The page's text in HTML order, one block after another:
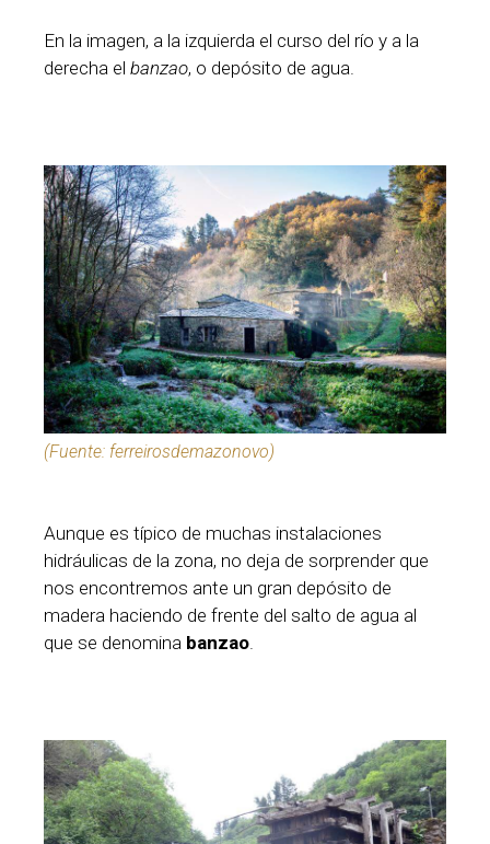
En la imagen, a la izquierda el curso del río y a la
derecha el banzao, o depósito de agua.
(Fuente: ferreirosdemazonovo)
Aunque es típico de muchas instalaciones
hidráulicas de la zona, no deja de sorprender que
nos encontremos ante un gran depósito de
madera haciendo de frente del salto de agua al
que se denomina banzao.